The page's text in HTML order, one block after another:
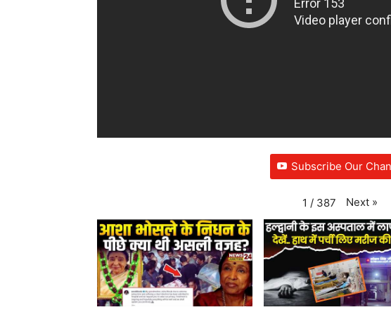
Subscribe Our
1 / 387 Next »